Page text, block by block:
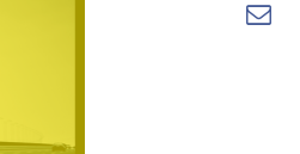
